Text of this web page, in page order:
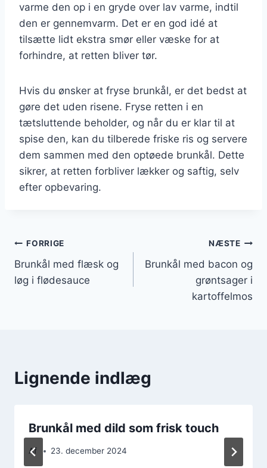
varme den op i en gryde over lav varme, indtil
den er gennemvarm. Det er en god idé at
tilsætte lidt ekstra smør eller væske for at
forhindre, at retten bliver tør.
Hvis du ønsker at fryse brunkål, er det bedst at
gøre det uden risene. Fryse retten i en
tætsluttende beholder, og når du er klar til at
spise den, kan du tilberede friske ris og servere
dem sammen med den optøede brunkål. Dette
sikrer, at retten forbliver lækker og saftig, selv
efter opbevaring.
Indlægsnavigation
FORRIGE
Brunkål med flæsk og
løg i flødesauce
NÆSTE
Brunkål med bacon og
grøntsager i
kartoffelmos
Lignende indlæg
Brunkål med dild som frisk touch
Af 23. december 2024